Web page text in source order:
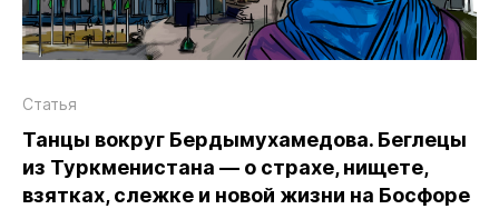
Статья
Танцы вокруг Бердымухамедова. Беглецы
из Туркменистана — о страхе, нищете,
взятках, слежке и новой жизни на Босфоре